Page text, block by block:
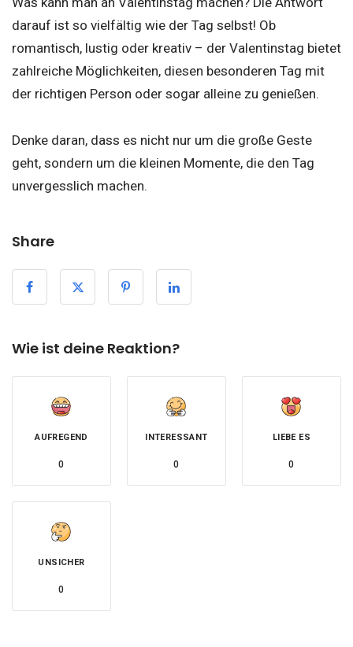
darauf ist so vielfältig wie der Tag selbst! Ob
romantisch, lustig oder kreativ – der Valentinstag bietet
zahlreiche Möglichkeiten, diesen besonderen Tag mit
der richtigen Person oder sogar alleine zu genießen.
Denke daran, dass es nicht nur um die große Geste
geht, sondern um die kleinen Momente, die den Tag
unvergesslich machen.
Share
Wie ist deine Reaktion?
AUFREGEND
0
INTERESSANT
0
LIEBE ES
0
UNSICHER
0